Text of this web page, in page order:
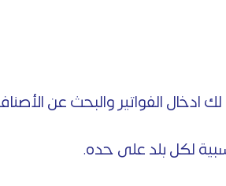
الفواتير والبحث عن
لكل بلد على حده.